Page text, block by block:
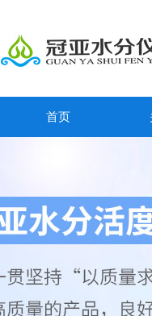
首页